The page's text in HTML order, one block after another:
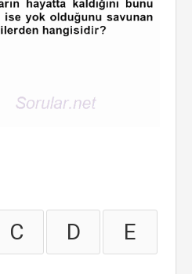
C D E